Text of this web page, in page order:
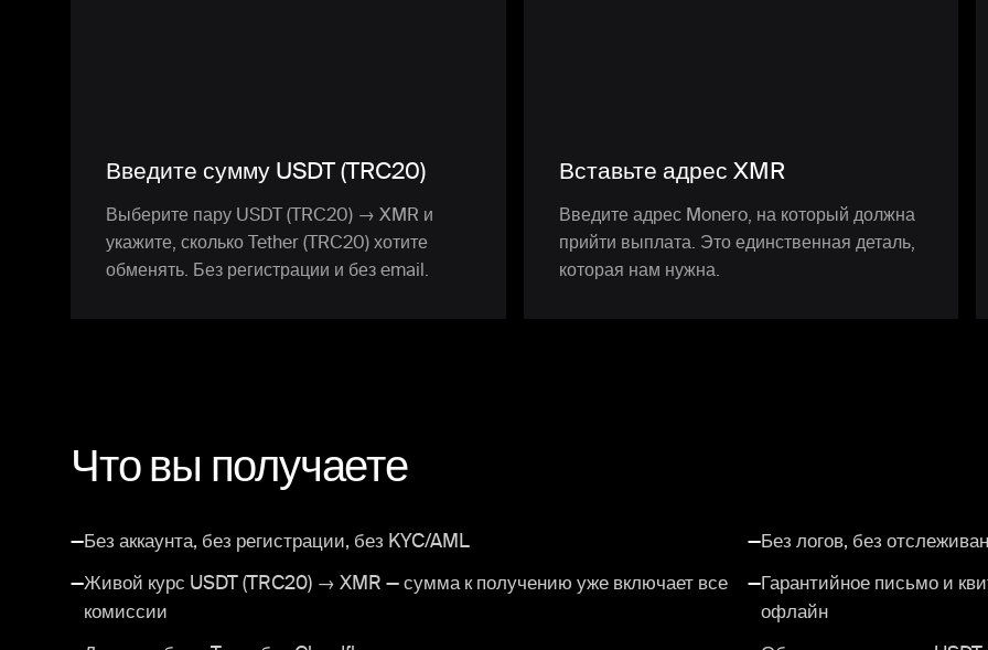
Введите сумму USDT (TRC20)
Выберите пару USDT (TRC20) → XMR и
укажите, сколько Tether (TRC20) хотите
обменять. Без регистрации и без email.
Вставьте адрес XMR
Введите адрес Monero, на который должна
прийти выплата. Это единственная деталь,
которая нам нужна.
Что вы получаете
—Без аккаунта, без регистрации, без KYC/AML —Без логов, без
—Живой курс USDT (TRC20) → XMR — сумма к получению уже включает все
комиссии
—Гарантийное письмо и
офлайн